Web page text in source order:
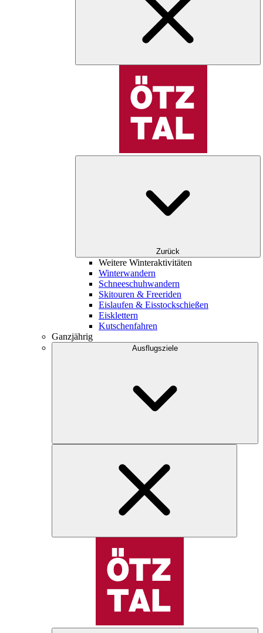
Zurück
Weitere Winteraktivitäten
Winterwandern
Schneeschuhwandern
Skitouren & Freeriden
Eislaufen & Eisstockschießen
Eisklettern
Kutschenfahren
Ganzjährig
Ausflugsziele